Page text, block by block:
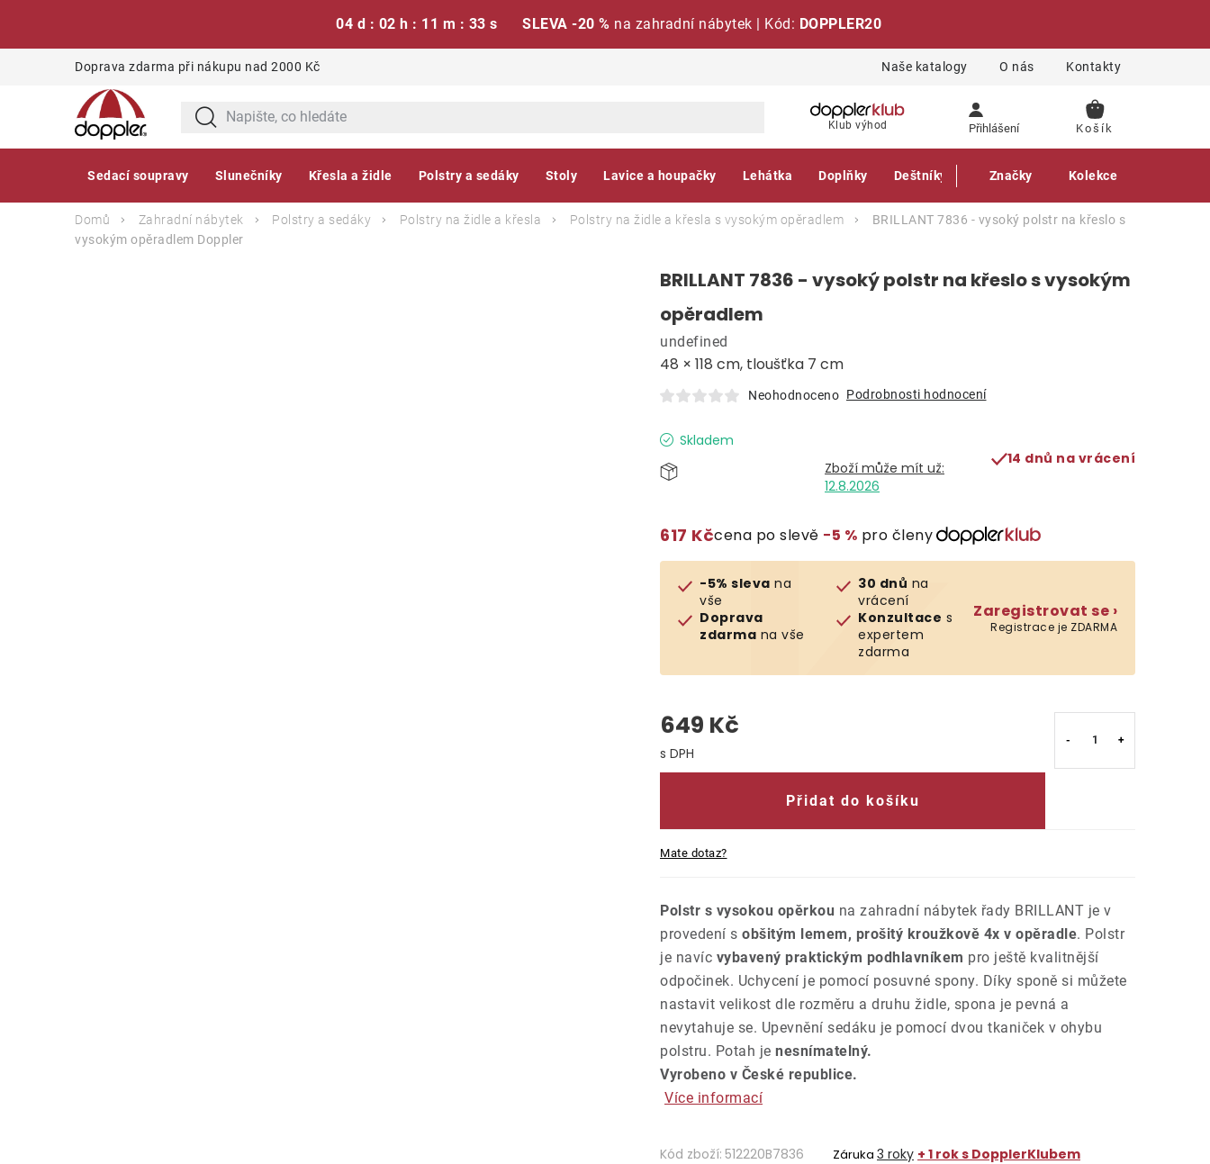
04 d : 02 h : 11 m : 32 s SLEVA -20 % na zahradní nábytek | Kód: DOPPLER20
Doprava zdarma při nákupu nad 2000 Kč Naše katalogy O nás Kontakty
Klub výhod Přihlášení
NÁKUPNÍ
Sedací soupravy Slunečníky Křesla a židle Polstry a sedáky Stoly Lavice a houpačky Lehátka Doplňky Deštníky Gastro produkty
Značky Kolekce
Domů Zahradní nábytek Polstry a sedáky Polstry na židle a křesla Polstry na židle a křesla s vysokým opěradlem
BRILLANT 7836 - vysoký polstr na křeslo s
vysokým opěradlem Doppler
BRILLANT 7836 - vysoký polstr na křeslo s vysokým
opěradlem
48 × 118 cm, tloušťka 7 cm
undefined
Neohodnoceno Podrobnosti hodnocení
Skladem
12.8.2026
14 dnů na vrácení
617 Kčcena po slevě −5 % pro členy
-5% sleva na
vše
Doprava
zdarma na vše
30 dnů na
vrácení
Konzultace s
expertem
zdarma
Zaregistrovat se ›
Registrace je ZDARMA
649 Kč
Měrná cena:
Přidat do košíku
Mate dotaz?
Polstr s vysokou opěrkou na zahradní nábytek řady BRILLANT je v
provedení s obšitým lemem, prošitý kroužkově 4x v opěradle. Polstr
je navíc vybavený praktickým podhlavníkem pro ještě kvalitnější
odpočinek. Uchycení je pomocí posuvné spony. Díky sponě si můžete
nastavit velikost dle rozměru a druhu židle, spona je pevná a
nevytahuje se. Upevnění sedáku je pomocí dvou tkaniček v ohybu
polstru. Potah je nesnímatelný.
Vyrobeno v České republice.
Více informací
Kód zboží: 512220B7836 Záruka 3 roky + 1 rok s DopplerKlubem